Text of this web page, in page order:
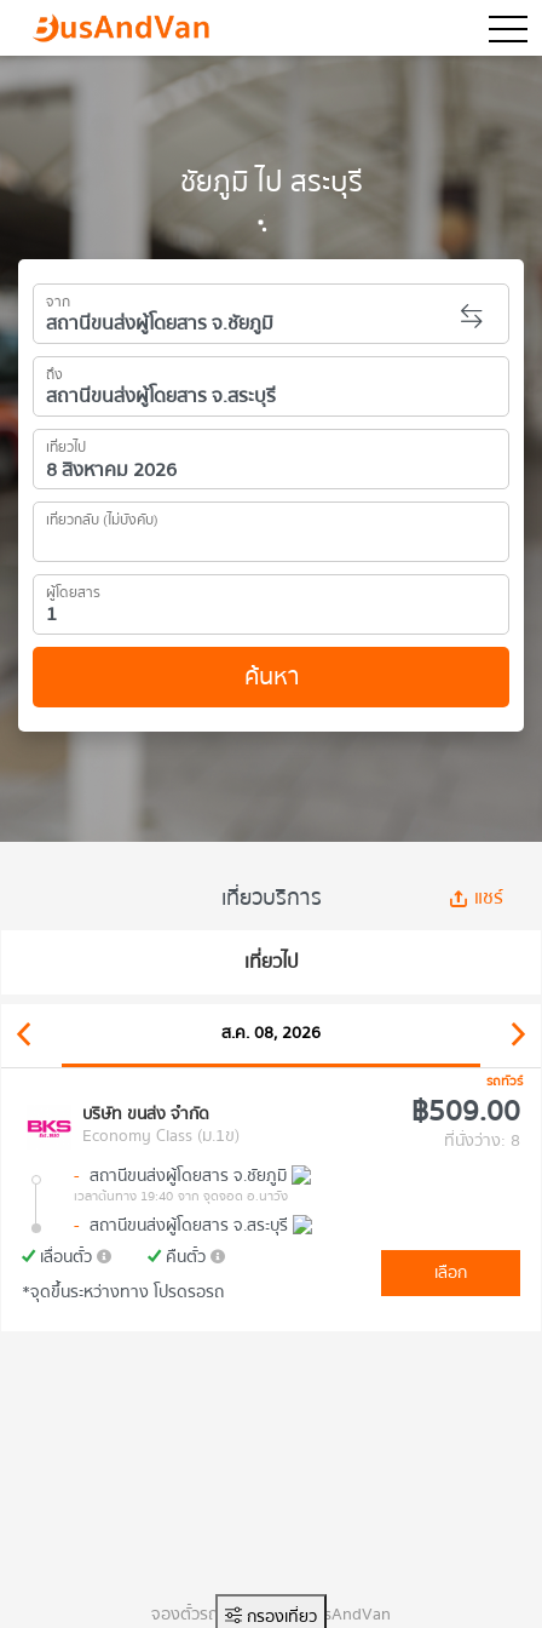
ชัยภูมิ ไป สระบุรี
จาก
ถึง
เที่ยวไป
เที่ยวกลับ (ไม่บังคับ)
ผู้โดยสาร
ค้นหา
เที่ยวบริการ แชร์
เที่ยวไป
ส.ค. 08, 2026
รถทัวร์
บริษัท ขนส่ง จำกัด
Economy Class (ม.1ข)
฿509.00
ที่นั่งว่าง: 8
- สถานีขนส่งผู้โดยสาร จ.ชัยภูมิ
เวลาต้นทาง 19:40 จาก จุดจอด อ.นาวัง
- สถานีขนส่งผู้โดยสาร จ.สระบุรี
เลื่อนตั๋ว
คืนตั๋ว
*จุดขึ้นระหว่างทาง โปรดรอรถ
เลือก
กรองเที่ยว
จองตั๋วรถทัวร์ออนไลน์ BusAndVan